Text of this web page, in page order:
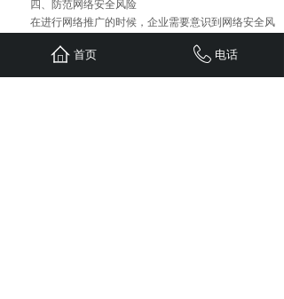
四、防范网络安全风险
在进行网络推广的时候，企业需要意识到网络安全风
的数据安全造成威胁。因此，在进行网络推广的同时，也
要加强网络安全防范措施，确保数据安全，防止用户信息
首页 电话